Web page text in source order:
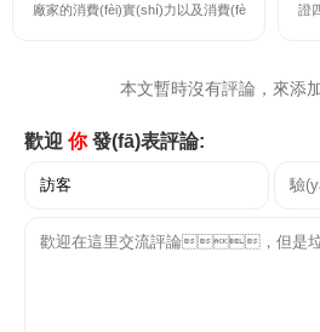
廠家的消費(fèi)實(shí)力以及消費(fè
新海德堡印刷機(jī)，不只是可以為
刷的精巧水平專業(yè)的設(shè)想
師，可以在。2、東莞尚高是做那個
證
南
本文暫時沒有評論，來添
歡迎 你發(fā)表評論: